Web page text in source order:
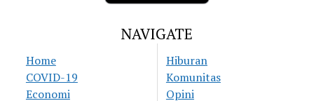
NAVIGATE
Home
COVID-19
Economi
Hiburan
Komunitas
Opini